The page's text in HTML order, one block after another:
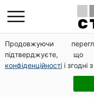
Продовжуючи
підтверджуєте,
конфіденційності і
Церковне свято 9
суворі заборони
зиму
Автобус №54 у
маршрутом: